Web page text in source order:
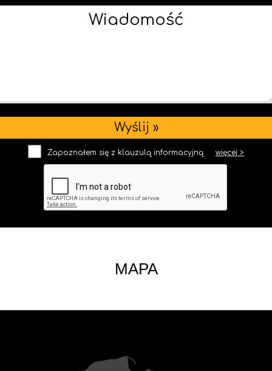
Zapoznałem się z klauzulą informacyjną więcej >
MAPA